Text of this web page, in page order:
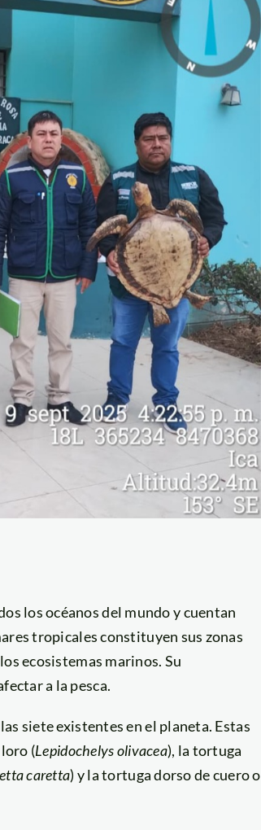
los océanos del mundo y cuentan
tropicales constituyen sus zonas
ecosistemas marinos. Su
a la pesca.
siete existentes en el planeta. Estas
(Lepidochelys olivacea), la tortuga
caretta) y la tortuga dorso de cuero o